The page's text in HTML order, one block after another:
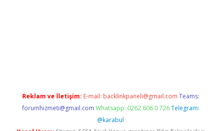
Reklam ve İletişim: E-mail: backlinkpaneli@gmail.com Teams:
forumhizmeti@gmail.com Whatsapp: 0262 606 0 726 Telegram:
@karabul